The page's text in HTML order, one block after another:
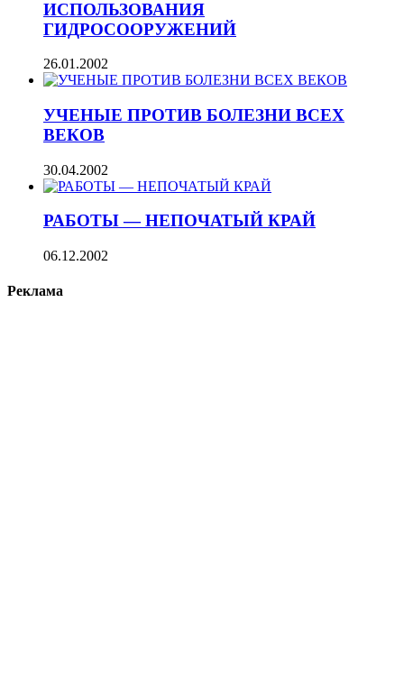
ИСПОЛЬЗОВАНИЯ
ГИДРОСООРУЖЕНИЙ
26.01.2002
УЧЕНЫЕ ПРОТИВ БОЛЕЗНИ ВСЕХ
ВЕКОВ
30.04.2002
РАБОТЫ — НЕПОЧАТЫЙ КРАЙ
06.12.2002
Реклама